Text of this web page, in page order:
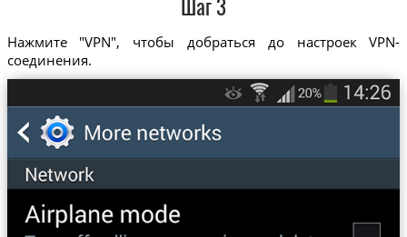
Шаг 3
Нажмите "VPN", чтобы добраться до настроек VPN-
соединения.